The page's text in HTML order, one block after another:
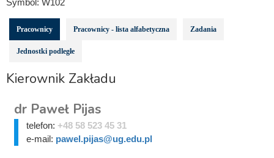
Pracownicy Pracownicy - lista alfabetyczna Zadania
Jednostki podległe
Kierownik Zakładu
dr Paweł Pijas
telefon: +48 58 523 45 31
e-mail: pawel.pijas@ug.edu.pl